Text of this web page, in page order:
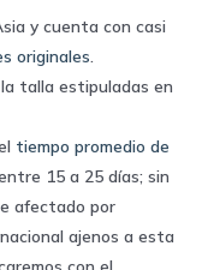
y cuenta con casi
originales
talla estipuladas en
tiempo promedio de
15 a 25 días; sin
afectado por
ajenos a esta
con el